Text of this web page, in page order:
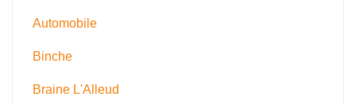
Automobile
Binche
Braine L'Alleud